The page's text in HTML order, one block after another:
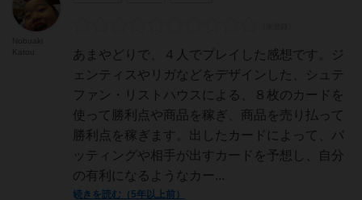
あまやどりで、４人でプレイした感想です。ジ
ェンティスやリガなどをデザインした、シュテ
ファン・リストハウスによる、８枚のカードを
使って勝利点や商品を稼ぎ、商品を売り払って
勝利点を稼ぎます。出したカードによって、バ
ッティングや相手が出すカードを予想し、自分
の有利になるようなカー...
続きを読む（5年以上前）